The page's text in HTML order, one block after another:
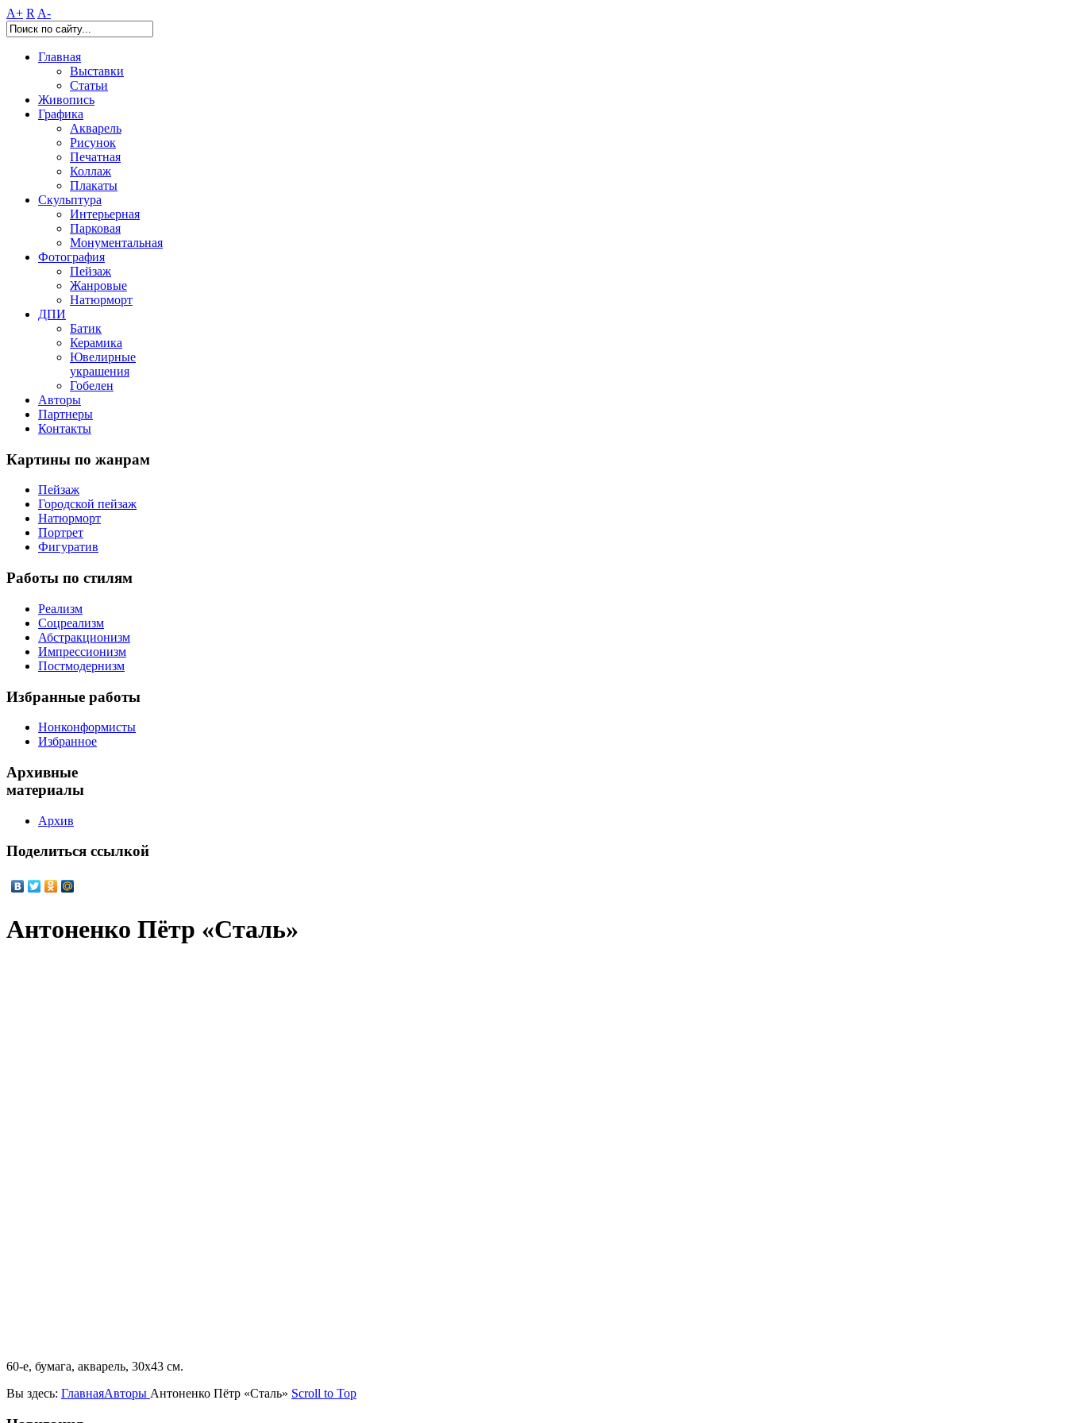
A+ R A-
Главная
Выставки
Статьи
Живопись
Графика
Акварель
Рисунок
Печатная
Коллаж
Плакаты
Скульптура
Интерьерная
Парковая
Монументальная
Фотография
Пейзаж
Жанровые
Натюрморт
ДПИ
Батик
Керамика
Ювелирные
украшения
Гобелен
Авторы
Партнеры
Контакты
Картины по жанрам
Пейзаж
Городской пейзаж
Натюрморт
Портрет
Фигуратив
Работы по стилям
Реализм
Соцреализм
Абстракционизм
Импрессионизм
Постмодернизм
Избранные работы
Нонконформисты
Избранное
Архивные
материалы
Архив
Поделиться ссылкой
Антоненко Пётр «Сталь»
60-е, бумага, акварель, 30х43 см.
Вы здесь: ГлавнаяАвторы Антоненко Пётр «Сталь» Scroll to Top